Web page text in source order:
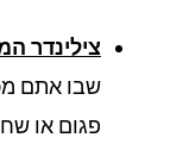
צילינדר
שבו אתם
פגום או